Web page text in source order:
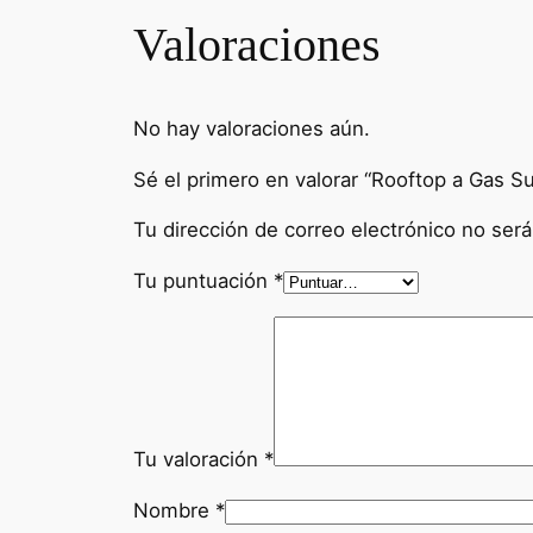
Valoraciones
No hay valoraciones aún.
Sé el primero en valorar “Rooftop a Gas
Tu dirección de correo electrónico no
Tu puntuación *
Tu valoración *
Nombre *